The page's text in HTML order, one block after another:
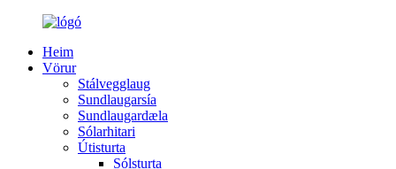
Heim
Vörur
Stálvegglaug
Sundlaugarsía
Sundlaugardæla
Sólarhitari
Útisturta
Sólsturta